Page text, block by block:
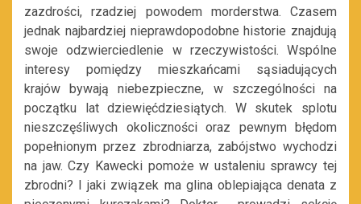
zazdrości, rzadziej powodem morderstwa. Czasem
jednak najbardziej nieprawdopodobne historie znajdują
swoje odzwierciedlenie w rzeczywistości. Wspólne
interesy pomiędzy mieszkańcami sąsiadujących
krajów bywają niebezpieczne, w szczególności na
początku lat dziewięćdziesiątych. W skutek splotu
nieszczęśliwych okoliczności oraz pewnym błędom
popełnionym przez zbrodniarza, zabójstwo wychodzi
na jaw. Czy Kawecki pomoże w ustaleniu sprawcy tej
zbrodni? I jaki związek ma glina oblepiająca denata z